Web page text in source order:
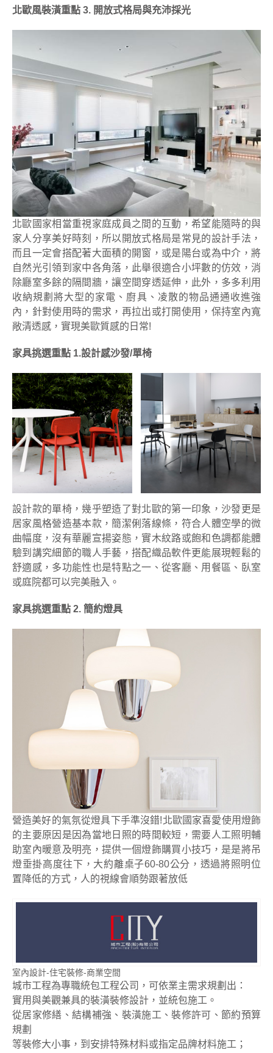
北歐風裝潢重點 3. 開放式格局與充沛採光
北歐國家相當重視家庭成員之間的互動，希望能隨時的與
家人分享美好時刻，所以開放式格局是常見的設計手法，
而且一定會搭配著大面積的開窗，或是陽台或為中介，將
自然光引領到家中各角落，此舉很適合小坪數的仿效，消
除廳室多餘的隔間牆，讓空間穿透延伸，此外，多多利用
收納規劃將大型的家電、廚具、凌散的物品通通收進強
內，針對使用時的需求，再拉出或打開使用，保持室內寬
敞清透感，實現美歐質感的日常!
家具挑選重點 1.設計感沙發/單椅
設計款的單椅，幾乎塑造了對北歐的第一印象，沙發更是
居家風格營造基本款，簡潔俐落線條，符合人體空學的微
曲幅度，沒有華麗宣揚姿態，實木紋路或飽和色調都能體
驗到講究細節的職人手藝，搭配織品軟件更能展現輕鬆的
舒適感，多功能性也是特點之一、從客廳、用餐區、臥室
或庭院都可以完美融入。
家具挑選重點 2. 簡約燈具
營造美好的氣氛從燈具下手準沒錯!北歐國家喜愛使用燈飾
的主要原因是因為當地日照的時間較短，需要人工照明輔
助室內暖意及明亮，提供一個燈飾購買小技巧，是是將吊
燈垂掛高度往下，大約離桌子60-80公分，透過將照明位
置降低的方式，人的視線會順勢跟著放低
室內設計-住宅裝修-商業空間
城市工程為專職統包工程公司，可依業主需求規劃出：
實用與美觀兼具的裝潢裝修設計，並統包施工。
從居家修繕、結構補強、裝潢施工、裝修許可、節約預算
規劃
等裝修大小事，到安排特殊材料或指定品牌材料施工；